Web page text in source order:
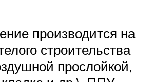
производится на
строительства
прослойкой,